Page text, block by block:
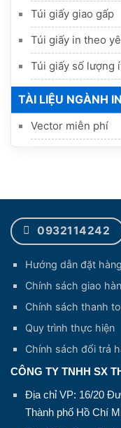
Túi giấy giao gấp
Túi giấy in theo
Túi giấy số lượng
TÀI LIỆU NGÀNH IN
Vector miễn phí
0932114242
Hướng dẫn đặt hàng
Chính sách giao
Chính sách thanh
Quy trình thực hiện
Chính sách đổi trả
CÔNG TY TNHH SX
Địa chỉ VP: 16/20
Thành phố Hồ Chí